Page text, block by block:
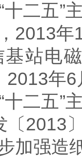
五”主
2013年
电磁
2013年
五”主
〔2013
强造纸